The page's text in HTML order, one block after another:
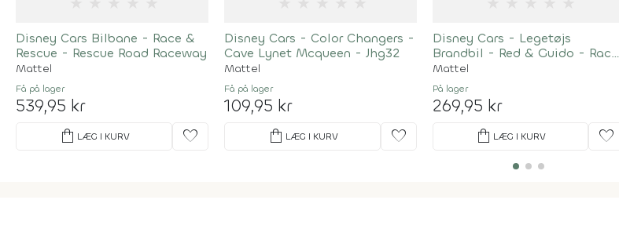
Disney Cars Bilbane - Race &
Rescue - Rescue Road Raceway
Mattel
Få på lager
539,95 kr
shopping_bag LÆG I KURV favorite
Disney Cars - Color Changers -
Cave Lynet Mcqueen - Jhg32
Mattel
Få på lager
109,95 kr
shopping_bag LÆG I KURV favorite
Disney Cars - Legetøjs
Brandbil - Red & Guido - Race
& Rescue
Mattel
På lager
269,95 kr
shopping_bag LÆG I KURV favorite